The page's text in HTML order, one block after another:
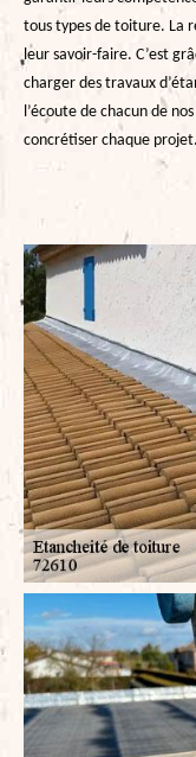
tous types de toiture. La
leur savoir-faire. C’est
charger des travaux
l’écoute de chacun de
concrétiser chaque